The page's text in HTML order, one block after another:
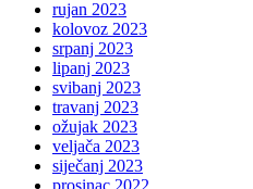
rujan 2023
kolovoz 2023
srpanj 2023
lipanj 2023
svibanj 2023
travanj 2023
ožujak 2023
veljača 2023
siječanj 2023
prosinac 2022